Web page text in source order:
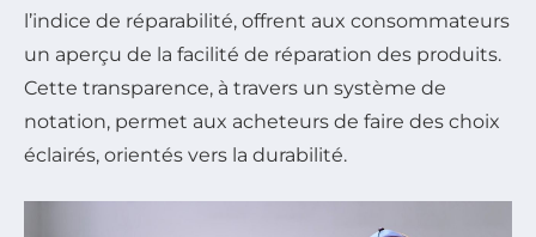
l’indice de réparabilité, offrent aux consommateurs
un aperçu de la facilité de réparation des produits.
Cette transparence, à travers un système de
notation, permet aux acheteurs de faire des choix
éclairés, orientés vers la durabilité.